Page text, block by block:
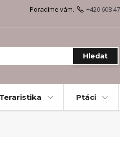
Hledat
Poradíme vám. +420 608
Teraristika Ptáci